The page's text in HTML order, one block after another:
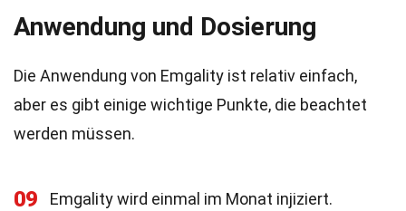
Anwendung und Dosierung
Die Anwendung von Emgality ist relativ einfach,
aber es gibt einige wichtige Punkte, die beachtet
werden müssen.
09 Emgality wird einmal im Monat injiziert.